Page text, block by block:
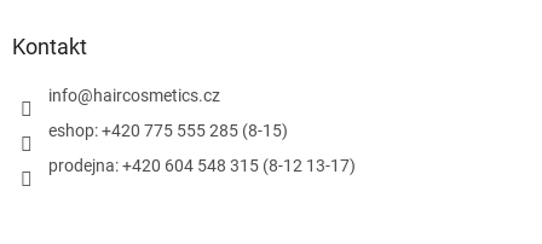
k
v
Kontakt
info@haircosmetics.cz
eshop: +420 775 555 285 (8-15)
prodejna: +420 604 548 315 (8-12 13-17)